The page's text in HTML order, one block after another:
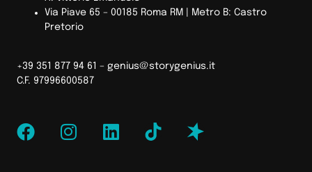
Via Piave 65 – 00185 Roma RM | Metro B: Castro
Pretorio
+39 351 877 94 61 – genius@storygenius.it
C.F. 97996600587